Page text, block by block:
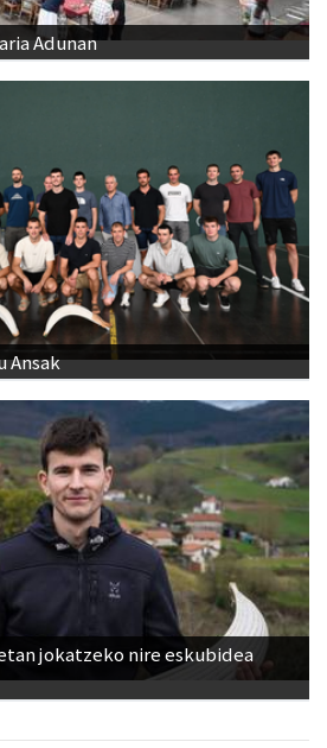
Adunan
Ansak
jokatzeko nire eskubidea